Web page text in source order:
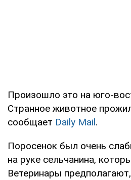
Произошло это на юго-
Странное животное
сообщает Daily Mail.
Поросенок был очень
на руке сельчанина,
Ветеринары